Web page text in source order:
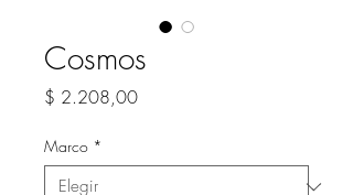
Cosmos
$ 2.208,00Precio
Marco *